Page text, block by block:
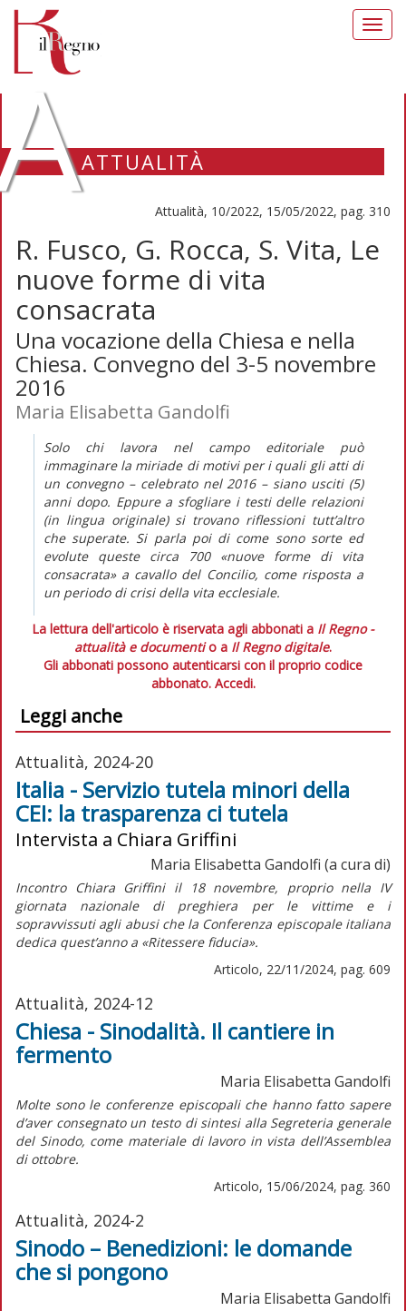
ATTUALITÀ
Attualità, 10/2022, 15/05/2022, pag. 310
R. Fusco, G. Rocca, S. Vita, Le
nuove forme di vita
consacrata
Una vocazione della Chiesa e nella
Chiesa. Convegno del 3-5 novembre
2016
Maria Elisabetta Gandolfi
Solo chi lavora nel campo editoriale può
immaginare la miriade di motivi per i quali gli atti di
un convegno – celebrato nel 2016 – siano usciti (5)
anni dopo. Eppure a sfogliare i testi delle relazioni
(in lingua originale) si trovano riflessioni tutt’altro
che superate. Si parla poi di come sono sorte ed
evolute queste circa 700 «nuove forme di vita
consacrata» a cavallo del Concilio, come risposta a
un periodo di crisi della vita ecclesiale.
La lettura dell'articolo è riservata agli abbonati a Il Regno -
attualità e documentio a Il Regno digitale.
Gli abbonati possono autenticarsi con il proprio codice
abbonato. Accedi.
Leggi anche
Attualità, 2024-20
Italia - Servizio tutela minori della
CEI: la trasparenza ci tutela
Intervista a Chiara Griffini
Maria Elisabetta Gandolfi (a cura di)
Incontro Chiara Griffini il 18 novembre, proprio nella IV
giornata nazionale di preghiera per le vittime e i
sopravvissuti agli abusi che la Conferenza episcopale italiana
dedica quest’anno a «Ritessere fiducia».
Articolo, 22/11/2024, pag. 609
Attualità, 2024-12
Chiesa - Sinodalità. Il cantiere in
fermento
Maria Elisabetta Gandolfi
Molte sono le conferenze episcopali che hanno fatto sapere
d’aver consegnato un testo di sintesi alla Segreteria generale
del Sinodo, come materiale di lavoro in vista dell’Assemblea
di ottobre.
Articolo, 15/06/2024, pag. 360
Attualità, 2024-2
Sinodo – Benedizioni: le domande
che si pongono
Maria Elisabetta Gandolfi